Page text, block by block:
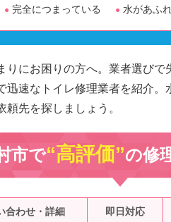
完全につまっている 水があふ
りにお困りの方へ。業者選び
迅速なトイレ修理業者を紹介
先を探しましょう。
市で“高評価”の修
合わせ・詳細 即日対応